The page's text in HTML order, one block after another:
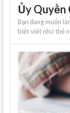
Ủy Quyền
Bạn đang muốn
biết viết như thế